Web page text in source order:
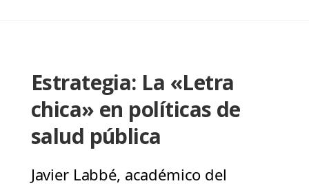
Estrategia: La «Letra
chica» en políticas de
salud pública
Javier Labbé, académico del